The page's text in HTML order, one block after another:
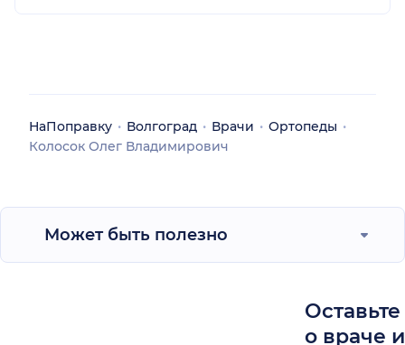
НаПоправку Волгоград Врачи
Ортопеды
Колосок Олег Владимирович
Может быть полезно
о враче